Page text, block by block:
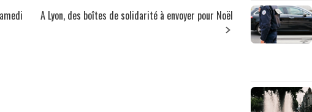
A Lyon, des boîtes de solidarité à envoyer pour Noël